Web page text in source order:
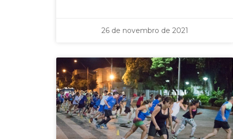
26 de novembro de 2021